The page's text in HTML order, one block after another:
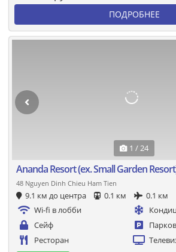
ПОДРОБНЕЕ
1 / 24
Ananda Resort (ех. Small Garden
48 Nguyen Dinh Chieu Ham Tien
9.1 км до центра 0.1 км
0.1 км
Wi-fi в лобби
Сейф
Ресторан